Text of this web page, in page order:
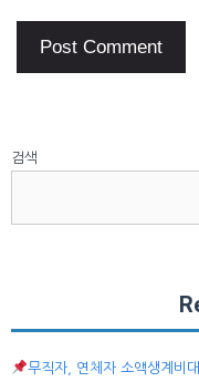
검색
무직자, 연체자 소액생계비